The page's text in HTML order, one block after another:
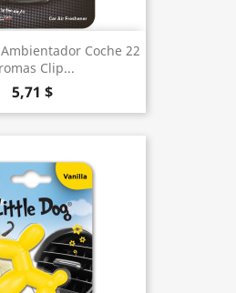
Coche 22
Clip...
5,71 $